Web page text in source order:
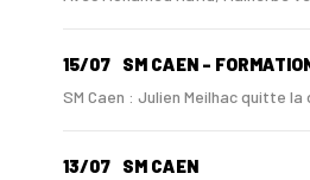
15/07 SM CAEN -
SM Caen : Julien Meilhac quitte la
13/07 SM CAEN